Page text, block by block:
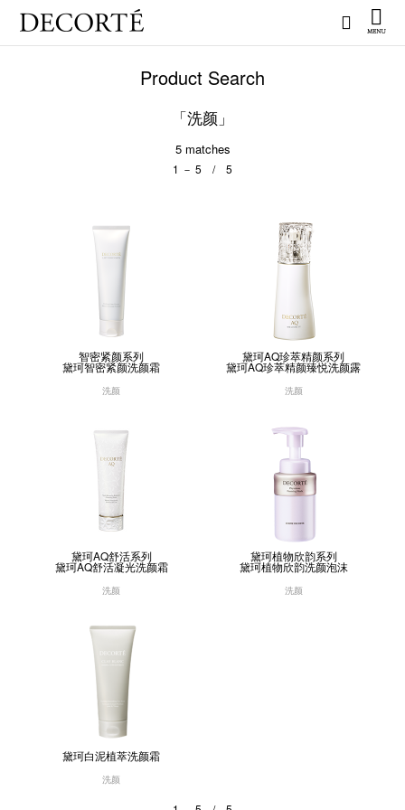
Product Search
「洗颜」
5matches
1 － 5 / 5
智密紧颜系列
黛珂智密紧颜洗颜霜
洗颜
黛珂AQ珍萃精颜系列
黛珂AQ珍萃精颜臻悦洗颜露
洗颜
黛珂AQ舒活系列
黛珂AQ舒活凝光洗颜霜
洗颜
黛珂植物欣韵系列
黛珂植物欣韵洗颜泡沫
洗颜
黛珂白泥植萃洗颜霜
洗颜